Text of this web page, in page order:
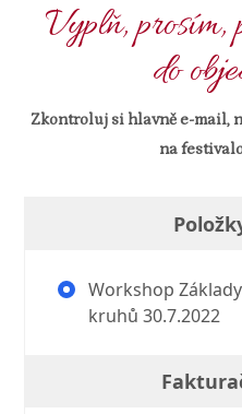
Vyplň, prosím,
do
Zkontroluj si hlavně e-mail,
na
Workshop
kruhů 30.7.2022